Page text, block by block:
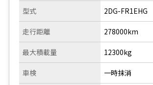
型式
走行距離
2DG-FR1EHG
278000km
最大積載量
車検
12300kg
一時抹消